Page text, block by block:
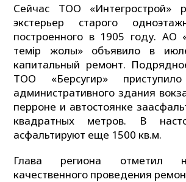
Сейчас ТОО «Интегрострой»
экстерьер старого
построенного в 1905 году. АО
темір жолы» объявило в
капитальный ремонт.
ТОО «Берсугир»
административного здания
перроне и автостоянке
квадратных метров. В
асфальтируют еще 1500 кв.м.
Глава региона отметил
качественного проведения